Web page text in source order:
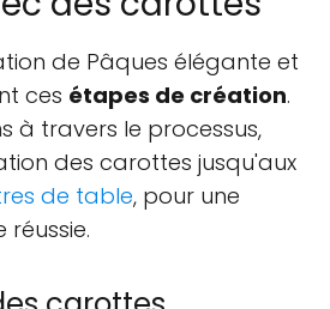
de Pâques élégante et
ces étapes de création.
à travers le processus,
des carottes jusqu'aux
de table, pour une